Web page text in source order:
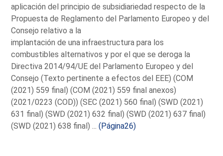
aplicación del principio de subsidiariedad respecto de la
Propuesta de Reglamento del Parlamento Europeo y del
Consejo relativo a la
implantación de una infraestructura para los
combustibles alternativos y por el que se deroga la
Directiva 2014/94/UE del Parlamento Europeo y del
Consejo (Texto pertinente a efectos del EEE) (COM
(2021) 559 final) (COM (2021) 559 final anexos)
(2021/0223 (COD)) (SEC (2021) 560 final) (SWD (2021)
631 final) (SWD (2021) 632 final) (SWD (2021) 637 final)
(SWD (2021) 638 final) ...(Página26)